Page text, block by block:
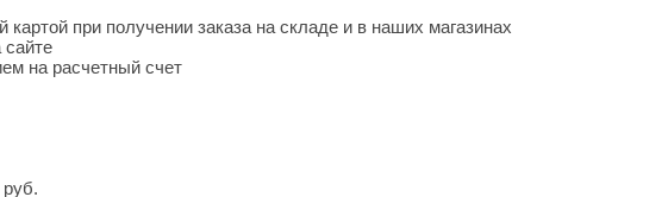
при получении заказа на складе и в наших магазинах
на расчетный счет